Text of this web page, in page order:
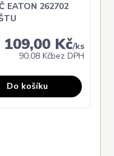
EATON 262702
109,00 Kč/ks
90,08 Kčbez DPH
Do košíku